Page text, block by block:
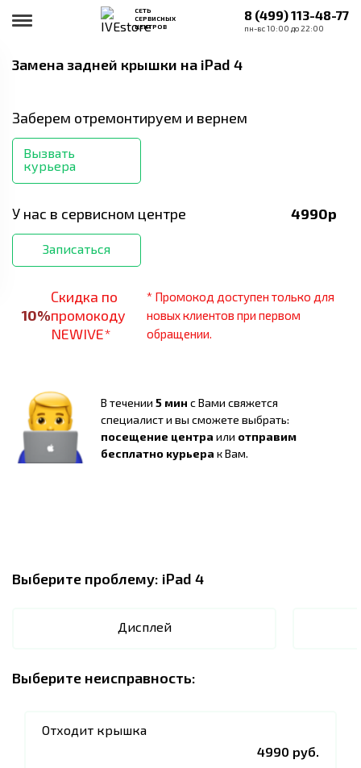
СЕТЬ
СЕРВИСНЫХ
ЦЕНТРОВ
8 (499) 113-48-77
пн-вс 10:00 до 22:00
Замена задней крышки на iPad 4
Заберем отремонтируем и вернем
Вызвать
курьера
У нас в сервисном центре 4990р
Записаться
10%
Скидка по
промокоду
NEWIVE*
* Промокод доступен только для
новых клиентов при первом
обращении.
В течении 5 мин с Вами свяжется
специалист и вы сможете выбрать:
посещение центра или отправим
бесплатно курьера к Вам.
Выберите проблему: iPad 4
Дисплей
Выберите неисправность:
Отходит крышка
4990 руб.